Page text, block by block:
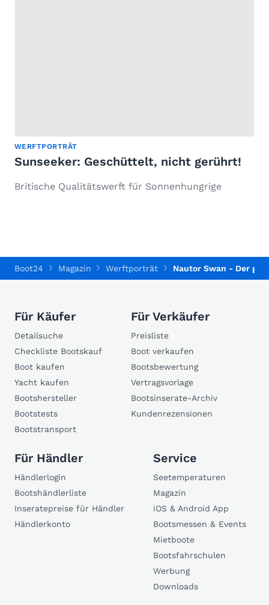
WERFTPORTRÄT
Sunseeker: Geschüttelt, nicht gerührt!
Britische Qualitätswerft für Sonnenhungrige
Boot24 Magazin Werftporträt Nautor Swan - Der
Für Käufer
Detailsuche
Checkliste Bootskauf
Boot kaufen
Yacht kaufen
Bootshersteller
Bootstests
Bootstransport
Für Verkäufer
Preisliste
Boot verkaufen
Bootsbewertung
Vertragsvorlage
Bootsinserate-Archiv
Kundenrezensionen
Für Händler
Händlerlogin
Bootshändlerliste
Inseratepreise für Händler
Händlerkonto
Service
Seetemperaturen
Magazin
iOS & Android App
Bootsmessen & Events
Mietboote
Bootsfahrschulen
Werbung
Downloads